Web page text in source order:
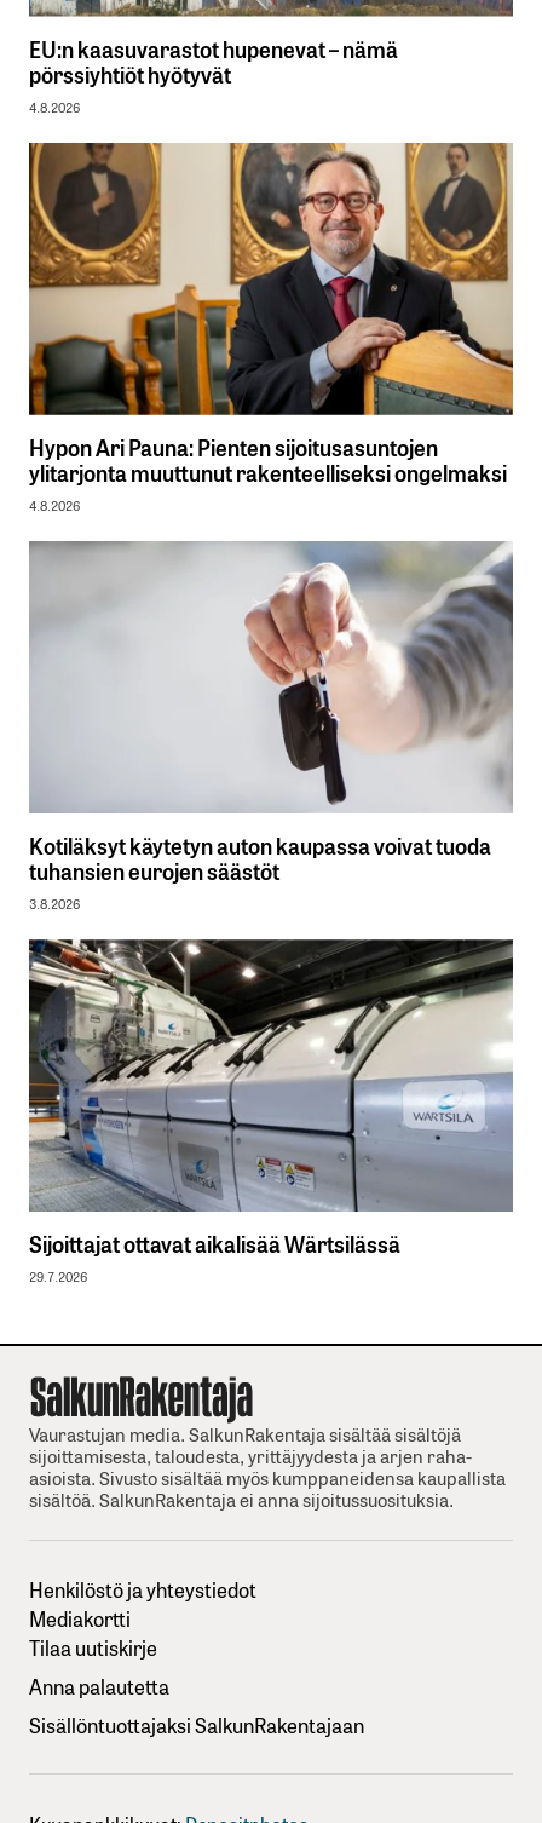
EU:n kaasuvarastot hupenevat – nämä
pörssiyhtiöt hyötyvät
4.8.2026
Hypon Ari Pauna: Pienten sijoitusasuntojen
ylitarjonta muuttunut rakenteelliseksi ongelmaksi
4.8.2026
Kotiläksyt käytetyn auton kaupassa voivat tuoda
tuhansien eurojen säästöt
3.8.2026
Sijoittajat ottavat aikalisää Wärtsilässä
29.7.2026
Vaurastujan media. SalkunRakentaja sisältää sisältöjä
sijoittamisesta, taloudesta, yrittäjyydesta ja arjen raha-
asioista. Sivusto sisältää myös kumppaneidensa kaupallista
sisältöä. SalkunRakentaja ei anna sijoitussuosituksia.
Henkilöstö ja yhteystiedot
Mediakortti
Tilaa uutiskirje
Anna palautetta
Sisällöntuottajaksi SalkunRakentajaan